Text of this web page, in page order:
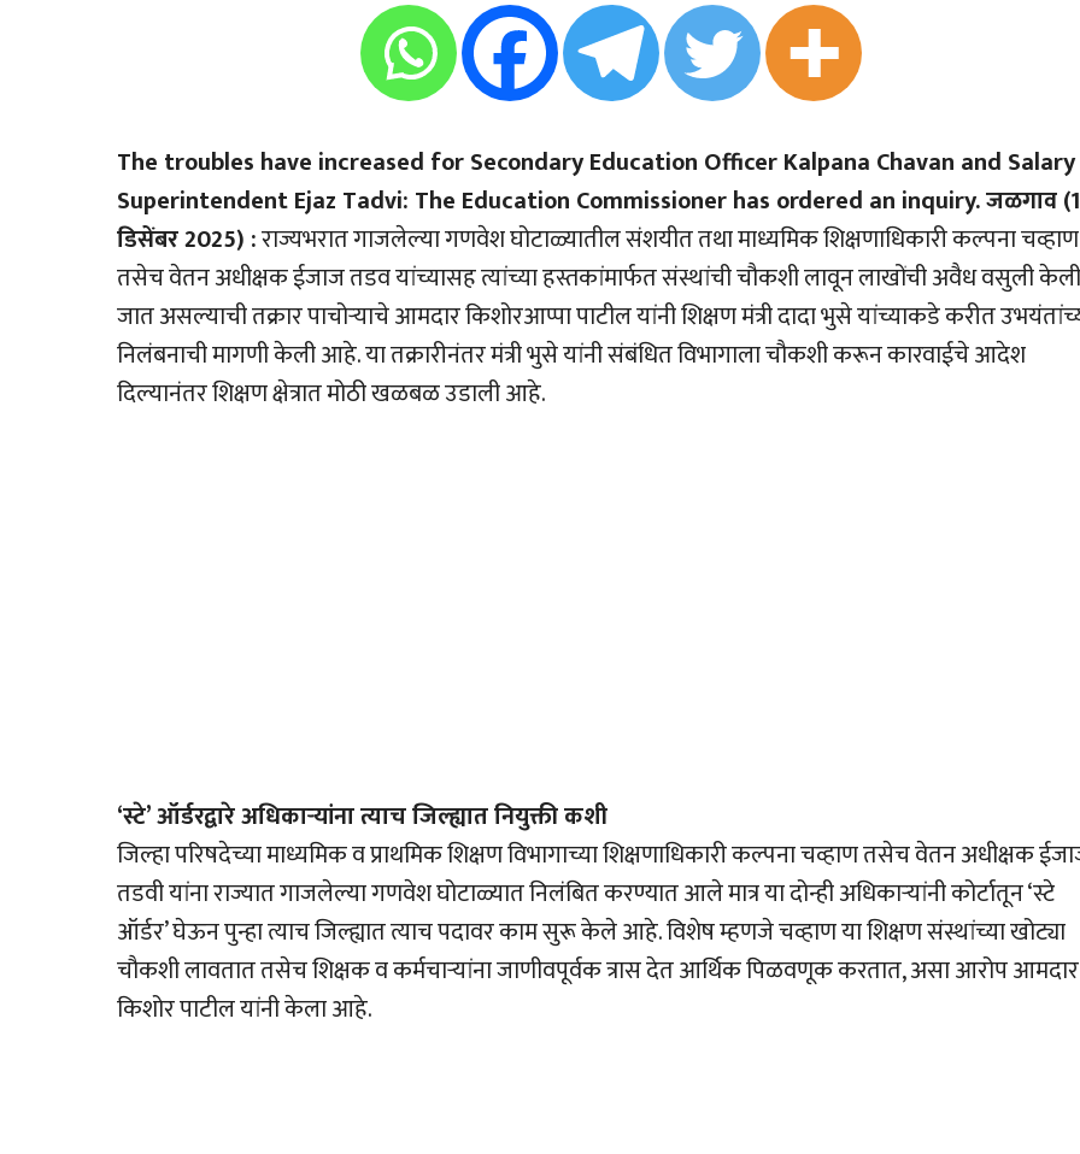
The troubles have increased for Secondary Education Officer Kalpana Chavan and Salary
Superintendent Ejaz Tadvi: The Education Commissioner has ordered an inquiry. जळगाव
डिसेंबर 2025) :राज्यभरात गाजलेल्या गणवेश घोटाळ्यातील संशयीत तथा माध्यमिक शिक्षणाधिकारी कल्पना चव्हाण
तसेच वेतन अधीक्षक ईजाज तडव यांच्यासह त्यांच्या हस्तकांमार्फत संस्थांची चौकशी लावून लाखोंची अवैध वसुली केली
जात असल्याची तक्रार पाचोर्‍याचे आमदार किशोरआप्पा पाटील यांनी शिक्षण मंत्री दादा भुसे यांच्याकडे करीत
निलंबनाची मागणी केली आहे. या तक्रारीनंतर मंत्री भुसे यांनी संबंधित विभागाला चौकशी करून कारवाईचे आदेश
दिल्यानंतर शिक्षण क्षेत्रात मोठी खळबळ उडाली आहे.
‘स्टे’ ऑर्डरद्वारे अधिकार्‍यांना त्याच जिल्ह्यात नियुक्ती कशी
जिल्हा परिषदेच्या माध्यमिक व प्राथमिक शिक्षण विभागाच्या शिक्षणाधिकारी कल्पना चव्हाण तसेच वेतन अधीक्षक
तडवी यांना राज्यात गाजलेल्या गणवेश घोटाळ्यात निलंबित करण्यात आले मात्र या दोन्ही अधिकार्‍यांनी कोर्टातून ‘स्टे
ऑर्डर’ घेऊन पुन्हा त्याच जिल्ह्यात त्याच पदावर काम सुरू केले आहे. विशेष म्हणजे चव्हाण या शिक्षण संस्थांच्या खोट्या
चौकशी लावतात तसेच शिक्षक व कर्मचार्‍यांना जाणीवपूर्वक त्रास देत आर्थिक पिळवणूक करतात, असा आरोप आमदार
किशोर पाटील यांनी केला आहे.